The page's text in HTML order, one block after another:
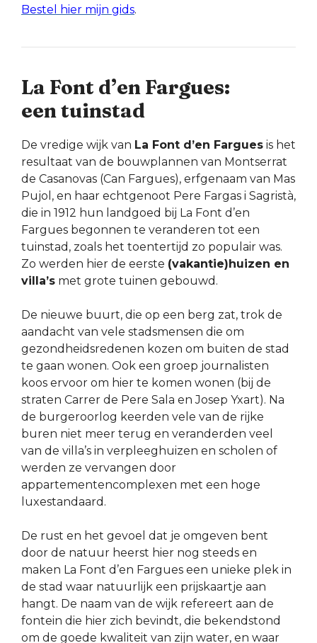
Bestel hier mijn gids.
La Font d’en Fargues:
een tuinstad
De vredige wijk van La Font d’en Fargues is het
resultaat van de bouwplannen van Montserrat
de Casanovas (Can Fargues), erfgenaam van Mas
Pujol, en haar echtgenoot Pere Fargas i Sagristà,
die in 1912 hun landgoed bij La Font d’en
Fargues begonnen te veranderen tot een
tuinstad, zoals het toentertijd zo populair was.
Zo werden hier de eerste (vakantie)huizen en
villa’s met grote tuinen gebouwd.
De nieuwe buurt, die op een berg zat, trok de
aandacht van vele stadsmensen die om
gezondheidsredenen kozen om buiten de stad
te gaan wonen. Ook een groep journalisten
koos ervoor om hier te komen wonen (bij de
straten Carrer de Pere Sala en Josep Yxart). Na
de burgeroorlog keerden vele van de rijke
buren niet meer terug en veranderden veel
van de villa’s in verpleeghuizen en scholen of
werden ze vervangen door
appartementencomplexen met een hoge
luxestandaard.
De rust en het gevoel dat je omgeven bent
door de natuur heerst hier nog steeds en
maken La Font d’en Fargues een unieke plek in
de stad waar natuurlijk een prijskaartje aan
hangt. De naam van de wijk refereert aan de
fontein die hier zich bevindt, die bekendstond
om de goede kwaliteit van zijn water, en waar